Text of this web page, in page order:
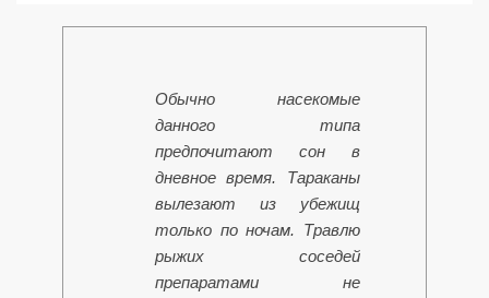
Обычно насекомые
данного типа
предпочитают сон в
дневное время. Тараканы
вылезают из убежищ
только по ночам. Травлю
рыжих соседей
препаратами не